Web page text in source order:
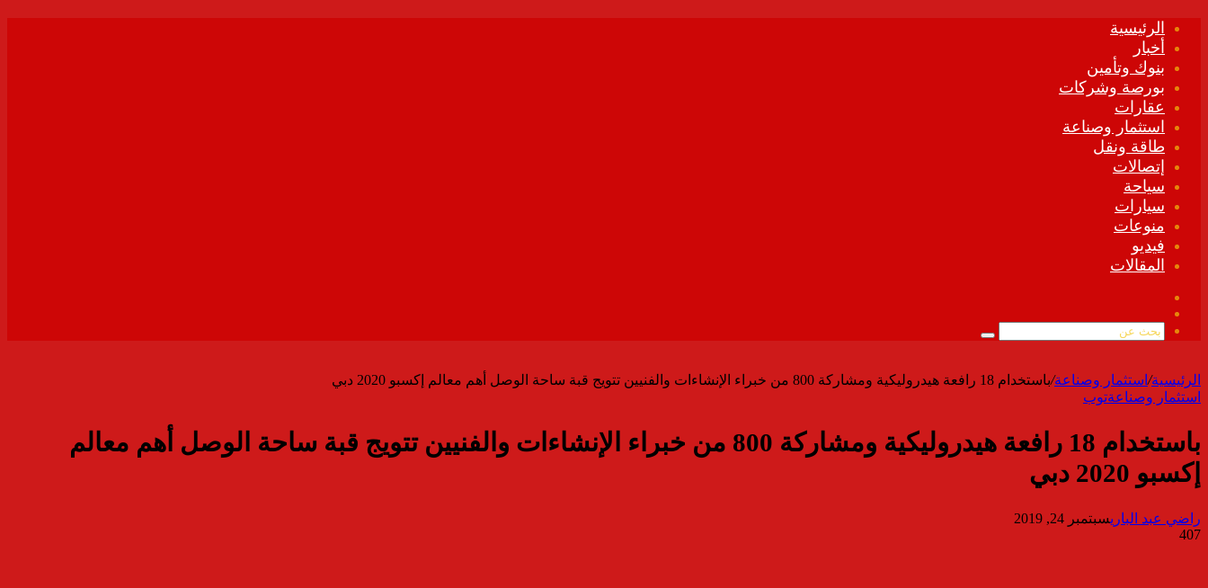
الرئيسية
أخبار
بنوك وتأمين
بورصة وشركات
عقارات
استثمار وصناعة
طاقة ونقل
إتصالات
سياحة
سيارات
منوعات
فيديو
المقالات
الموقع
بحث
الرئيسية/ استثمار وصناعة/باستخدام 18 رافعة هيدروليكية ومشاركة 800 من خبراء الإنشاءات والفنيين تتويج قبة ساحة الوصل أهم معالم إكسبو 2020 دبي
استثمار وصناعةتوب
باستخدام 18 رافعة هيدروليكية ومشاركة 800 من خبراء الإنشاءات والفنيين تتويج قبة ساحة الوصل أهم معالم
إكسبو 2020 دبي
راضي عبد الباريسبتمبر 24, 2019
407